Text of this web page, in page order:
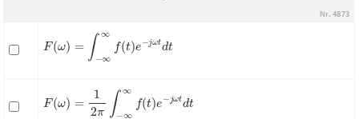
Nr. 4873
F(ω ) ∞∞f t) e ωt dt
F(ω ) π ∞∞ (t e ωt d